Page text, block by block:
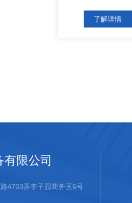
了解详情
有限公司
4703弄李子园商务区6号